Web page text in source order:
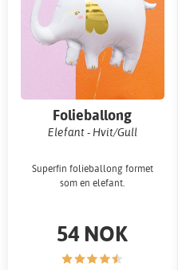
Folieballong
Elefant - Hvit/Gull
Superfin folieballong formet
som en elefant.
54 NOK